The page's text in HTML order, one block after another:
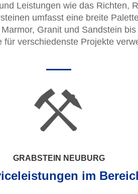
Leistungen wie das Richten,
steinen umfassteinebreitePal
mor, Granit und Sandstein bis
für verschiedenste Projekte
GRABSTEIN NEUBURG
im